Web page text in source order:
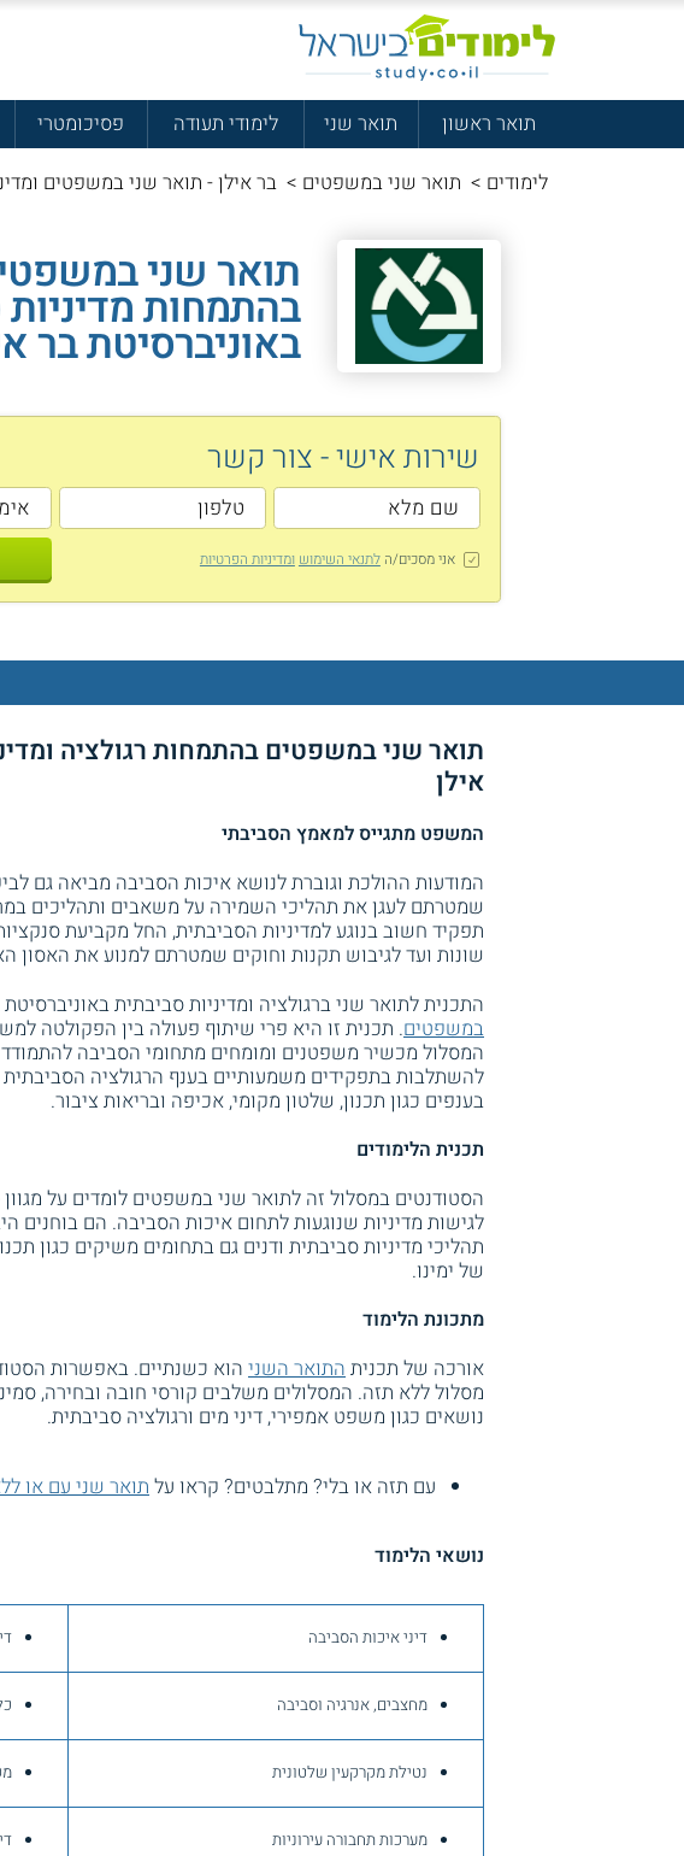
תואר ראשון תואר שני לימודי תעודה פסיכומטרי
לימודים > תואר שני במשפטים > בר אילן - תואר שני במשפטים
תואר שני
בהתמחות
באוניברסיטת בר
שירות אישי - צור קשר
אני מסכים/הלתנאי השימוש ומדיניות הפרטיות
תואר שני במשפטים בהתמחות רגולציה
אילן
המשפט מתגייס למאמץ הסביבתי
המודעות ההולכת וגוברת לנושא איכות הסביבה מביאה גם
שמטרתם לעגן את תהליכי השמירה על משאבים ותהליכים
תפקיד חשוב בנוגע למדיניות הסביבתית, החל מקביעת
שונות ועד לגיבוש תקנות וחוקים שמטרתם למנוע את האסון
התכנית לתואר שני ברגולציה ומדיניות סביבתית
במשפטים. תכנית זו היא פרי שיתוף פעולה בין הפקולטה
המסלול מכשיר משפטנים ומומחים מתחומי הסביבה
להשתלבות בתפקידים משמעותיים בענף הרגולציה הסביבתית
בענפים כגון תכנון, שלטון מקומי, אכיפה ובריאות ציבור.
תכנית הלימודים
הסטודנטים במסלול זה לתואר שני במשפטים לומדים על מגוון
לגישות מדיניות שנוגעות לתחום איכות הסביבה. הם בוחנים
תהליכי מדיניות סביבתית ודנים גם בתחומים משיקים כגון
של ימינו.
מתכונת הלימוד
אורכה של תכניתהתואר השני הוא כשנתיים. באפשרות
מסלול ללא תזה. המסלולים משלבים קורסי חובה ובחירה,
נושאים כגון משפט אמפירי, דיני מים ורגולציה סביבתית.
עם תזה או בלי? מתלבטים? קראו עלתואר שני עם או
נושאי הלימוד
דיני איכות הסביבה
מחצבים, אנרגיה וסביבה
נטילת מקרקעין שלטונית
מערכות תחבורה עירוניות